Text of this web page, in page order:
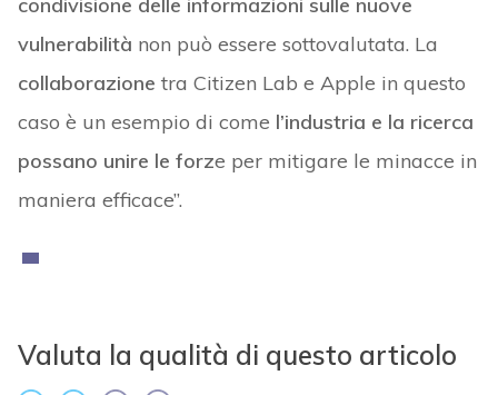
condivisione delle informazioni sulle nuove
vulnerabilità non può essere sottovalutata. La
collaborazione tra Citizen Lab e Apple in questo
caso è un esempio di come l’industria e la ricerca
possano unire le forze per mitigare le minacce in
maniera efficace”.
Valuta la qualità di questo articolo